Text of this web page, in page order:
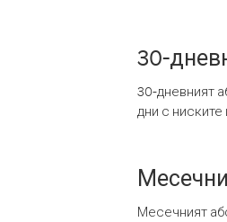
30-
30-дневният
дни с ниските
Месечният